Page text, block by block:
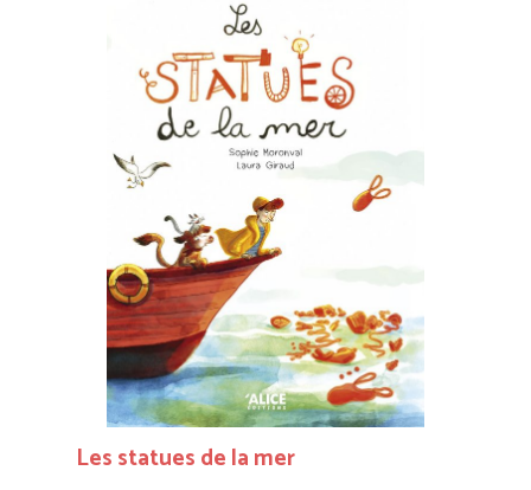
Les statues de la mer